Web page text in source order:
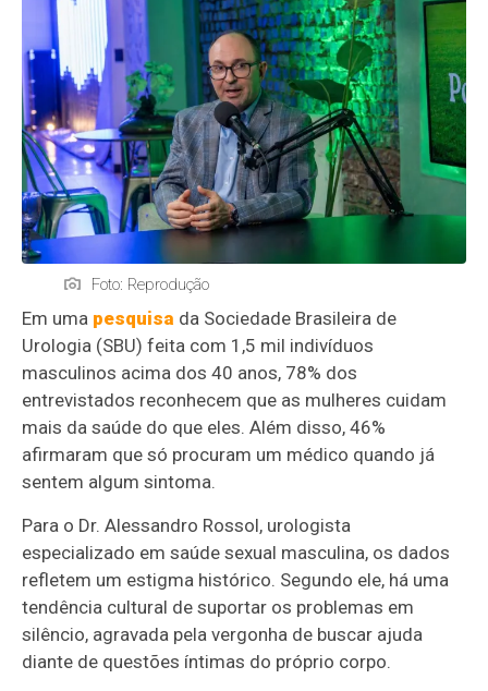
Foto: Reprodução
Em uma pesquisa da Sociedade Brasileira de
Urologia (SBU) feita com 1,5 mil indivíduos
masculinos acima dos 40 anos, 78% dos
entrevistados reconhecem que as mulheres cuidam
mais da saúde do que eles. Além disso, 46%
afirmaram que só procuram um médico quando já
sentem algum sintoma.
Para o Dr. Alessandro Rossol, urologista
especializado em saúde sexual masculina, os dados
refletem um estigma histórico. Segundo ele, há uma
tendência cultural de suportar os problemas em
silêncio, agravada pela vergonha de buscar ajuda
diante de questões íntimas do próprio corpo.